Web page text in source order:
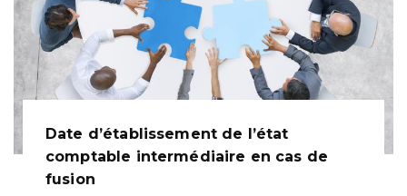
Date d’établissement de l’état
comptable intermédiaire en cas de
fusion